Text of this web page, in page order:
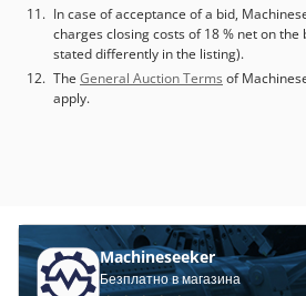
In case of acceptance of a bid,
charges closing costs of 18 % net on the
stated differently in the listing).
The General Auction Terms of
apply.
Machineseeker
Безплатно в магазина